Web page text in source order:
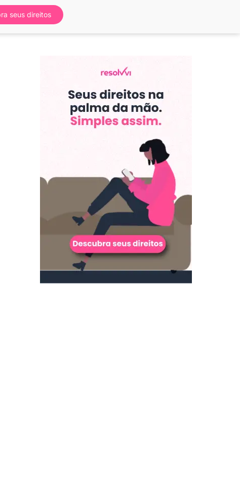
seus direitos